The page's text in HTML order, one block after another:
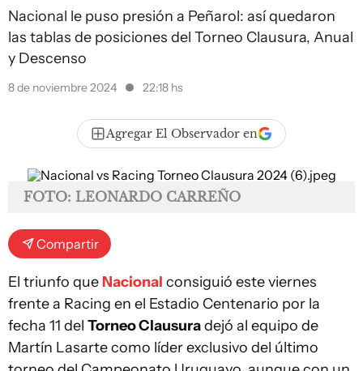
Nacional le puso presión a Peñarol: así quedaron
las tablas de posiciones del Torneo Clausura, Anual
y Descenso
8 de noviembre 2024 22:18 hs
Agregar El Observador en
FOTO: LEONARDO CARREÑO
Compartir
El triunfo que Nacional consiguió este viernes
frente a Racing en el Estadio Centenario por la
fecha 11 del Torneo Clausuradejó al equipo de
Martín Lasarte como líder exclusivo del último